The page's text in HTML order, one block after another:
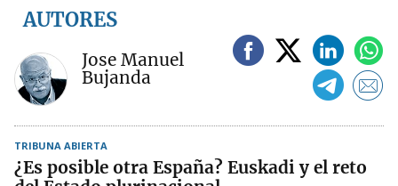
AUTORES
Jose Manuel
Bujanda
TRIBUNA ABIERTA
¿Es posible otra España? Euskadi y el reto